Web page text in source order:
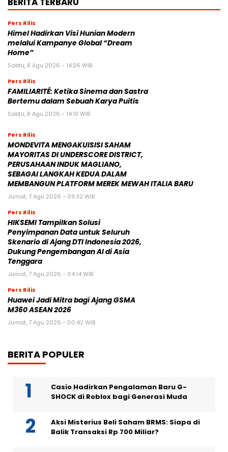
Pers Rilis
Himel Hadirkan Visi Hunian Modern
melalui Kampanye Global “Dream
Home”
Sabtu, 8 Agu 2026 - 14:26 WIB
Pers Rilis
FAMILIARITÉ: Ketika Sinema dan Sastra
Bertemu dalam Sebuah Karya Puitis
Sabtu, 8 Agu 2026 - 14:19 WIB
Pers Rilis
MONDEVITA MENGAKUISISI SAHAM
MAYORITAS DI UNDERSCORE DISTRICT,
PERUSAHAAN INDUK MAGLIANO,
SEBAGAI LANGKAH KEDUA DALAM
MEMBANGUN PLATFORM MEREK MEWAH ITALIA BARU
Jumat, 7 Agu 2026 - 09:32 WIB
Pers Rilis
HIKSEMI Tampilkan Solusi
Penyimpanan Data untuk Seluruh
Skenario di Ajang DTI Indonesia 2026,
Dukung Pengembangan AI di Asia
Tenggara
Jumat, 7 Agu 2026 - 04:14 WIB
Pers Rilis
Huawei Jadi Mitra bagi Ajang GSMA
M360 ASEAN 2026
Jumat, 7 Agu 2026 - 00:42 WIB
BERITA POPULER
Casio Hadirkan Pengalaman Baru G-
SHOCK di Roblox bagi Generasi Muda
Aksi Misterius Beli Saham BRMS: Siapa di
Balik Transaksi Rp 700 Miliar?